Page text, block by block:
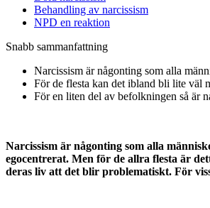
Behandling av narcissism
NPD en reaktion
Snabb sammanfattning
Narcissism är någonting som alla
För de flesta kan det ibland bli lite väl
För en liten del av befolkningen så är
Narcissism är någonting som alla
egocentrerat. Men för de allra flesta är
deras liv att det blir problematiskt. För